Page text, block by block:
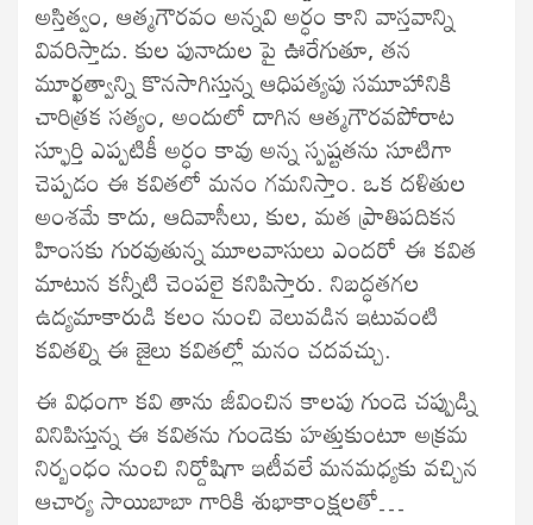
అస్తిత్వం, ఆత్మగౌరవం అన్నవి అర్ధం కాని వాస్తవాన్ని
వివరిస్తాడు. కుల పునాదుల పై ఊరేగుతూ, తన
మూర్ఖత్వాన్ని కొనసాగిస్తున్న ఆధిపత్యపు సమూహానికి
చారిత్రక సత్యం, అందులో దాగిన ఆత్మగౌరవపోరాట
స్ఫూర్తి ఎప్పటికీ అర్ధం కావు అన్న స్పష్టతను సూటిగా
చెప్పడం ఈ కవితలో మనం గమనిస్తాం. ఒక దళితుల
అంశమే కాదు, ఆదివాసీలు, కుల, మత ప్రాతిపదికన
హింసకు గురవుతున్న మూలవాసులు ఎందరో ఈ కవిత
మాటున కన్నీటి చెంపలై కనిపిస్తారు. నిబద్ధతగల
ఉద్యమాకారుడి కలం నుంచి వెలువడిన ఇటువంటి
కవితల్ని ఈ జైలు కవితల్లో మనం చదవచ్చు.
ఈ విధంగా కవి తాను జీవించిన కాలపు గుండె చప్పుడ్ని
వినిపిస్తున్న ఈ కవితను గుండెకు హత్తుకుంటూ అక్రమ
నిర్బంధం నుంచి నిర్దోషిగా ఇటీవలే మనమధ్యకు వచ్చిన
ఆచార్య సాయిబాబా గారికి శుభాకాంక్షలతో…